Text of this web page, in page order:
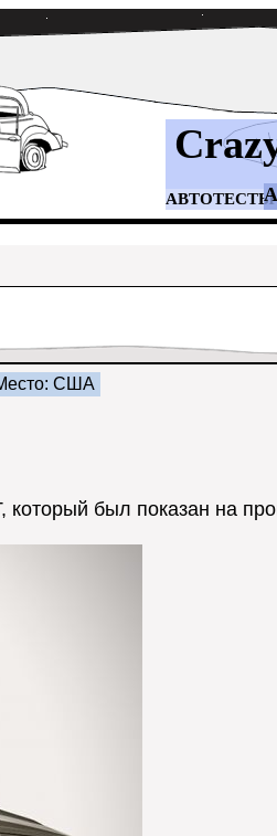
АВТОТЕСТЫ
США
был показан на